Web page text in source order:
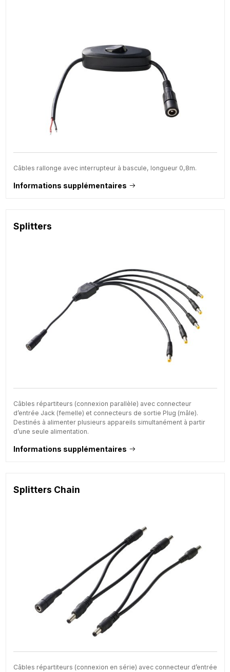
Câbles rallonge avec interrupteur à bascule, longueur 0,8m.
Informations supplémentaires
Splitters
Câbles répartiteurs (connexion parallèle) avec connecteur
d’entrée Jack (femelle) et connecteurs de sortie Plug (mâle).
Destinés à alimenter plusieurs appareils simultanément à partir
d’une seule alimentation.
Informations supplémentaires
Splitters Chain
Câbles répartiteurs (connexion en série) avec connecteur d’entrée